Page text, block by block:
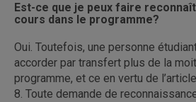
Est-ce que je peux faire
cours dans le programme?
Oui. Toutefois, une personne
accorder par transfert plus de la
programme, et ce en vertu de
8. Toute demande de